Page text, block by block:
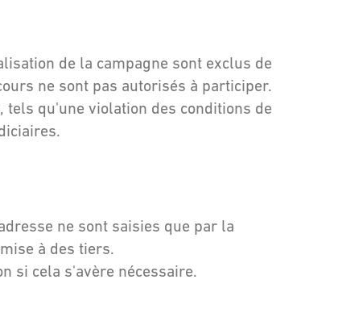
de la campagne sont exclus de
ne sont pas autorisés à participer.
tels qu'une violation des conditions de
ne sont saisies que par la
à des tiers.
si cela s'avère nécessaire.